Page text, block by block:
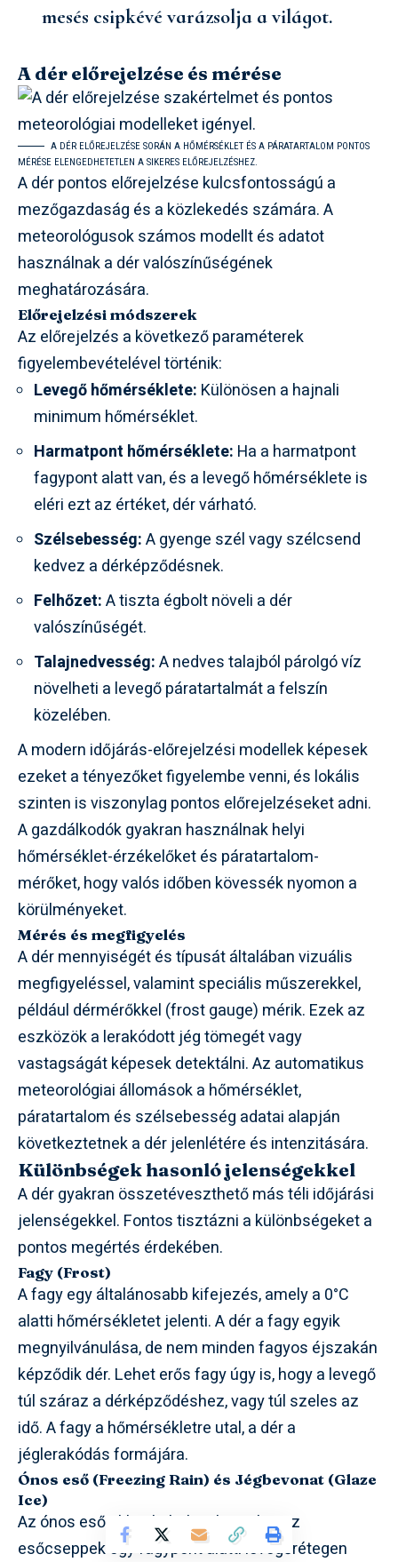
mesés csipkévé varázsolja a világot.
A dér előrejelzése és mérése
A DÉR ELŐREJELZÉSE SORÁN A HŐMÉRSÉKLET ÉS A PÁRATARTALOM PONTOS
MÉRÉSE ELENGEDHETETLEN A SIKERES ELŐREJELZÉSHEZ.
A dér pontos előrejelzése kulcsfontosságú a
mezőgazdaság és a közlekedés számára. A
meteorológusok számos modellt és adatot
használnak a dér valószínűségének
meghatározására.
Előrejelzési módszerek
Az előrejelzés a következő paraméterek
figyelembevételével történik:
Levegő hőmérséklete: Különösen a hajnali
minimum hőmérséklet.
Harmatpont hőmérséklete: Ha a harmatpont
fagypont alatt van, és a levegő hőmérséklete is
eléri ezt az értéket, dér várható.
Szélsebesség:A gyenge szél vagy szélcsend
kedvez a dérképződésnek.
Felhőzet:A tiszta égbolt növeli a dér
valószínűségét.
Talajnedvesség:A nedves talajból párolgó víz
növelheti a levegő páratartalmát a felszín
közelében.
A modern időjárás-előrejelzési modellek képesek
ezeket a tényezőket figyelembe venni, és lokális
szinten is viszonylag pontos előrejelzéseket adni.
A gazdálkodók gyakran használnak helyi
hőmérséklet-érzékelőket és páratartalom-
mérőket, hogy valós időben kövessék nyomon a
körülményeket.
Mérés és megfigyelés
A dér mennyiségét és típusát általában vizuális
megfigyeléssel, valamint speciális műszerekkel,
például dérmérőkkel (frost gauge) mérik. Ezek az
eszközök a lerakódott jég tömegét vagy
vastagságát képesek detektálni. Az automatikus
meteorológiai állomások a hőmérséklet,
páratartalom és szélsebesség adatai alapján
következtetnek a dér jelenlétére és intenzitására.
Különbségek hasonló jelenségekkel
A dér gyakran összetéveszthető más téli időjárási
jelenségekkel. Fontos tisztázni a különbségeket a
pontos megértés érdekében.
Fagy (Frost)
A fagy egy általánosabb kifejezés, amely a 0°C
alatti hőmérsékletet jelenti. A dér a fagy egyik
megnyilvánulása, de nem minden fagyos éjszakán
képződik dér. Lehet erős fagy úgy is, hogy a levegő
túl száraz a dérképződéshez, vagy túl szeles az
idő. A fagy a hőmérsékletre utal, a dér a
jéglerakódás formájára.
Ónos eső (Freezing Rain) és Jégbevonat (Glaze
Ice)
Az ónos eső akkor keletkezik, amikor az
esőcseppek egy fagypont alatti levegőrétegen